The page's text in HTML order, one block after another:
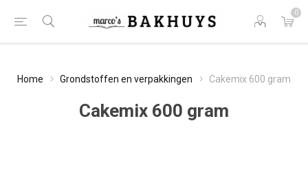
0
Home Grondstoffen en verpakkingen Cakemix 600 gram
Cakemix 600 gram